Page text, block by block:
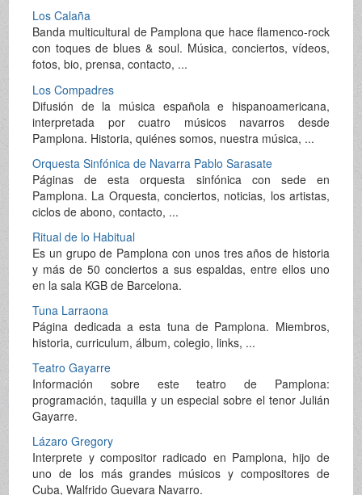
Los Calaña
Banda multicultural de Pamplona que hace flamenco-rock
con toques de blues & soul. Música, conciertos, vídeos,
fotos, bio, prensa, contacto, ...
Los Compadres
Difusión de la música española e hispanoamericana,
interpretada por cuatro músicos navarros desde
Pamplona. Historia, quiénes somos, nuestra música, ...
Orquesta Sinfónica de Navarra Pablo Sarasate
Páginas de esta orquesta sinfónica con sede en
Pamplona. La Orquesta, conciertos, noticias, los artistas,
ciclos de abono, contacto, ...
Ritual de lo Habitual
Es un grupo de Pamplona con unos tres años de historia
y más de 50 conciertos a sus espaldas, entre ellos uno
en la sala KGB de Barcelona.
Tuna Larraona
Página dedicada a esta tuna de Pamplona. Miembros,
historia, curriculum, álbum, colegio, links, ...
Teatro Gayarre
Información sobre este teatro de Pamplona:
programación, taquilla y un especial sobre el tenor Julián
Gayarre.
Lázaro Gregory
Interprete y compositor radicado en Pamplona, hijo de
uno de los más grandes músicos y compositores de
Cuba, Walfrido Guevara Navarro.